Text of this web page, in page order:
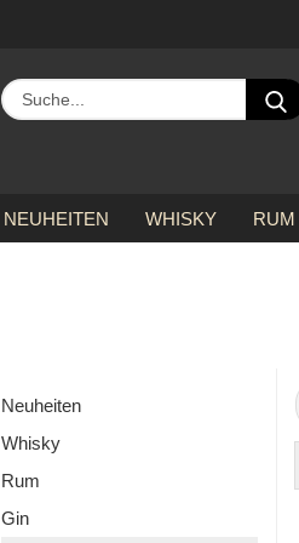
NEUHEITEN WHISKY RUM
Neuheiten
Whisky
Rum
Gin